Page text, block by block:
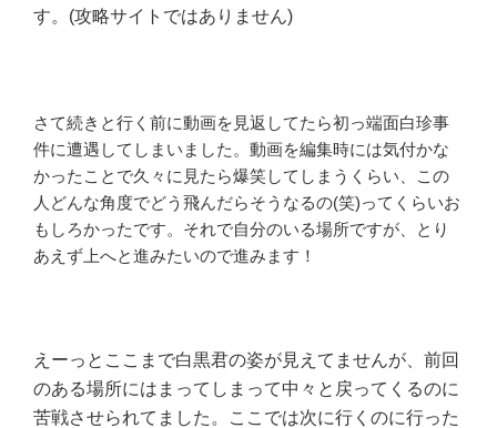
す。(攻略サイトではありません)
さて続きと行く前に動画を見返してたら初っ端面白珍事
件に遭遇してしまいました。動画を編集時には気付かな
かったことで久々に見たら爆笑してしまうくらい、この
人どんな角度でどう飛んだらそうなるの(笑)ってくらいお
もしろかったです。それで自分のいる場所ですが、とり
あえず上へと進みたいので進みます！
えーっとここまで白黒君の姿が見えてませんが、前回
のある場所にはまってしまって中々と戻ってくるのに
苦戦させられてました。ここでは次に行くのに行った